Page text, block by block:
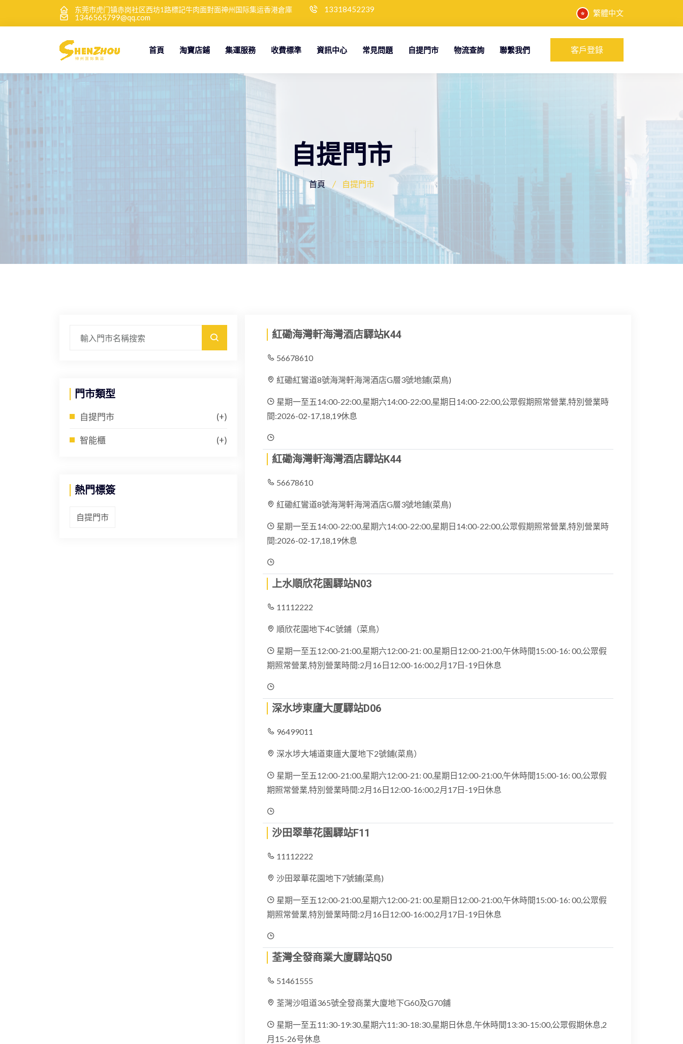
东莞市虎门镇赤岗社区西坊1路標記牛肉面對面神州国际集运香港倉庫
13318452239
1346565799@qq.com
繁體中文
首頁 淘寶店鋪 集運服務 收費標準 資訊中心 常見問題 自提門市 物流查詢 聯繫我們 客戶登錄
自提門市
首頁 自提門市
門市類型
自提門市 (+)
智能櫃 (+)
熱門標簽
自提門市
紅磡海灣軒海灣酒店驛站K44
56678610
紅磡紅鸞道8號海灣軒海灣酒店G層3號地鋪(菜鳥)
星期一至五14:00-22:00,星期六14:00-22:00,星期日14:00-22:00,公眾假期照常營業,特別營業時
間:2026-02-17,18,19休息
紅磡海灣軒海灣酒店驛站K44
56678610
紅磡紅鸞道8號海灣軒海灣酒店G層3號地鋪(菜鳥)
星期一至五14:00-22:00,星期六14:00-22:00,星期日14:00-22:00,公眾假期照常營業,特別營業時
間:2026-02-17,18,19休息
上水順欣花園驛站N03
11112222
順欣花園地下4C號鋪（菜鳥）
星期一至五12:00-21:00,星期六12:00-21: 00,星期日12:00-21:00,午休時間15:00-16: 00,公眾假
期照常營業,特別營業時間:2月16日12:00-16:00,2月17日-19日休息
深水埗東廬大厦驛站D06
96499011
深水埗大埔道東廬大厦地下2號鋪(菜鳥）
星期一至五12:00-21:00,星期六12:00-21: 00,星期日12:00-21:00,午休時間15:00-16: 00,公眾假
期照常營業,特別營業時間:2月16日12:00-16:00,2月17日-19日休息
沙田翠華花園驛站F11
11112222
沙田翠華花園地下7號鋪(菜鳥)
星期一至五12:00-21:00,星期六12:00-21: 00,星期日12:00-21:00,午休時間15:00-16: 00,公眾假
期照常營業,特別營業時間:2月16日12:00-16:00,2月17日-19日休息
荃灣全發商業大廈驛站Q50
51461555
荃灣沙咀道365號全發商業大廈地下G60及G70鋪
星期一至五11:30-19:30,星期六11:30-18:30,星期日休息,午休時間13:30-15:00,公眾假期休息,2
月15-26号休息